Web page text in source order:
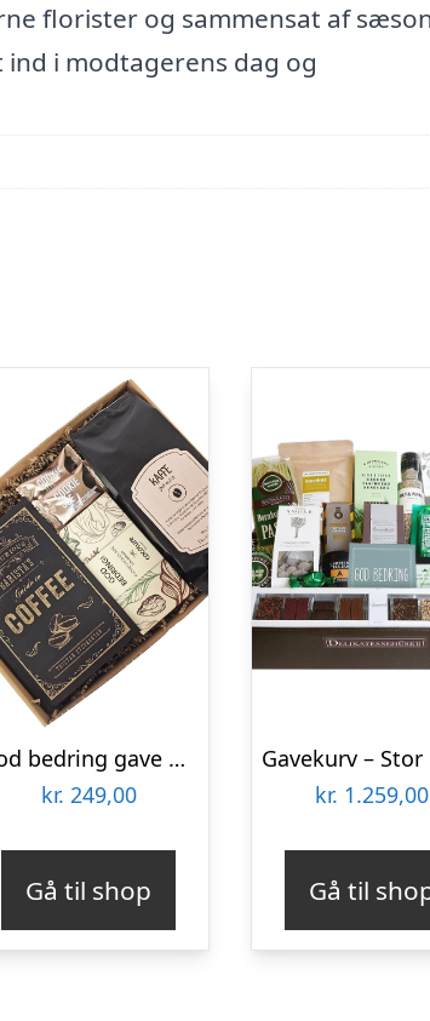
florister og sammensat af
i modtagerens dag og
God bedring gave med kaffe og chokolade
kr. 249,00
Gå til shop
kr. 1.259,00
Gå til